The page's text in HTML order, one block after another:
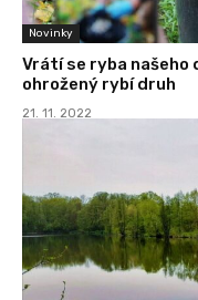
Novinky
Vrátí se ryba
ohrožený rybí druh
21. 11. 2022